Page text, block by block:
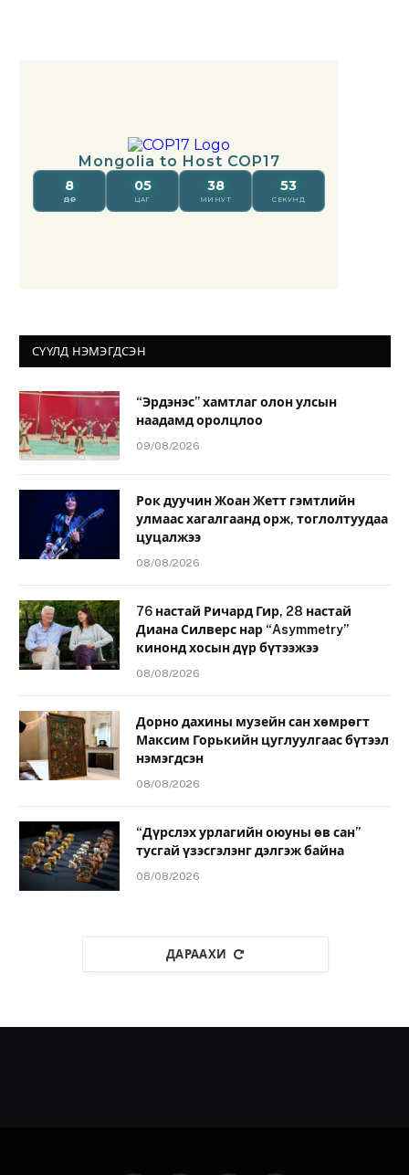
СҮҮЛД НЭМЭГДСЭН
“Эрдэнэс” хамтлаг олон улсын
наадамд оролцлоо
09/08/2026
Рок дуучин Жоан Жетт гэмтлийн
улмаас хагалгаанд орж, тоглолтуудаа
цуцалжээ
08/08/2026
76 настай Ричард Гир, 28 настай
Диана Силверс нар “Asymmetry”
кинонд хосын дүр бүтээжээ
08/08/2026
Дорно дахины музейн сан хөмрөгт
Максим Горькийн цуглуулгаас бүтээл
нэмэгдсэн
08/08/2026
“Дүрслэх урлагийн оюуны өв сан”
тусгай үзэсгэлэнг дэлгэж байна
08/08/2026
ДАРААХИ